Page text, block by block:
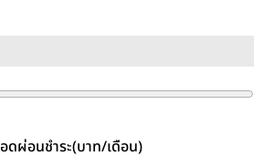
ดผ่อนชำระ(บาท/เดือน)